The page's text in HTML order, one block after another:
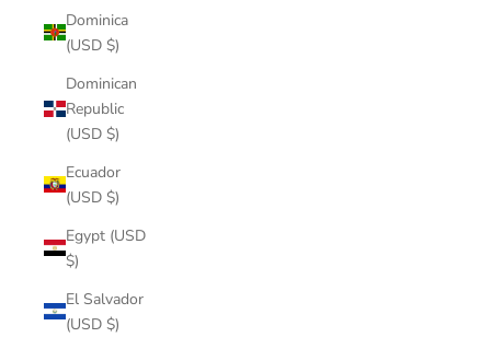
Dominica
(USD $)
Dominican
Republic
(USD $)
Ecuador
(USD $)
Egypt (USD
$)
El Salvador
(USD $)